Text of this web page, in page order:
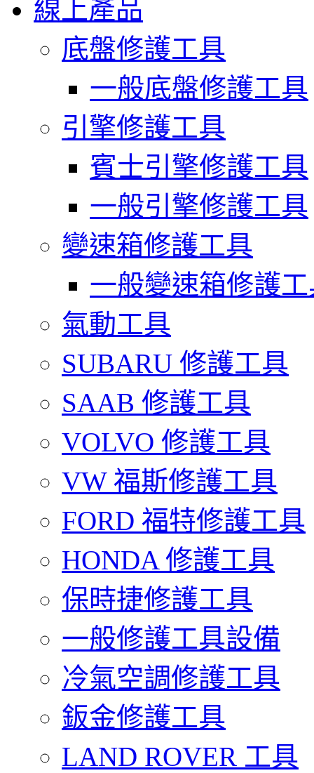
線上產品
底盤修護工具
一般底盤修護工具
引擎修護工具
賓士引擎修護工具
一般引擎修護工具
變速箱修護工具
一般變速箱修護
氣動工具
SUBARU 修護工具
SAAB 修護工具
VOLVO 修護工具
VW 福斯修護工具
FORD 福特修護工具
HONDA 修護工具
保時捷修護工具
一般修護工具設備
冷氣空調修護工具
鈑金修護工具
LAND ROVER 工具